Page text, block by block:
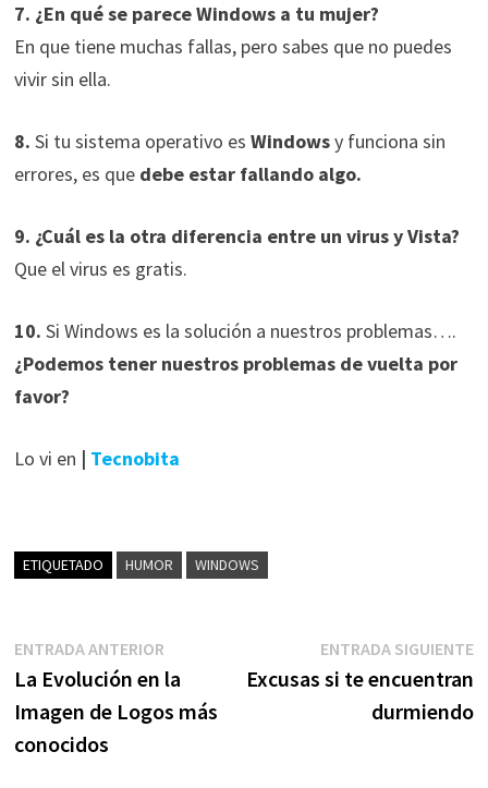
7. ¿En qué se parece Windows a tu mujer?
En que tiene muchas fallas, pero sabes que no puedes
vivir sin ella.
8. Si tu sistema operativo es Windowsy funciona sin
errores, es que debe estar fallando algo.
9. ¿Cuál es la otra diferencia entre un virus y Vista?
Que el virus es gratis.
10. Si Windows es la solución a nuestros problemas….
¿Podemos tener nuestros problemas de vuelta por
favor?
Lo vi en | Tecnobita
ETIQUETADO HUMOR WINDOWS
Navegación
de
entradas
ENTRADA ANTERIOREntrada
anterior:
La Evolución en la
Imagen de Logos más
conocidos
ENTRADA SIGUIENTE
Excusas si te encuentran
durmiendo